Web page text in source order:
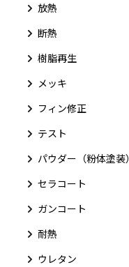
放熱
断熱
樹脂再生
メッキ
フィン修正
テスト
パウダー（粉体塗装）
セラコート
ガンコート
耐熱
ウレタン